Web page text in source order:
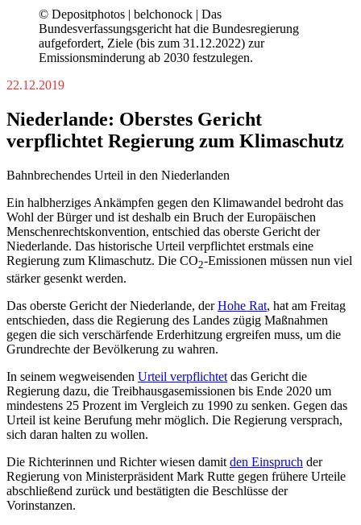
© Depositphotos | belchonock | Das
Bundesverfassungsgericht hat die Bundesregierung
aufgefordert, Ziele (bis zum 31.12.2022) zur
Emissionsminderung ab 2030 festzulegen.
22.12.2019
Niederlande: Oberstes Gericht
verpflichtet Regierung zum Klimaschutz
Bahnbrechendes Urteil in den Niederlanden
Ein halbherziges Ankämpfen gegen den Klimawandel bedroht das
Wohl der Bürger und ist deshalb ein Bruch der Europäischen
Menschenrechtskonvention, entschied das oberste Gericht der
Niederlande. Das historische Urteil verpflichtet erstmals eine
Regierung zum Klimaschutz. Die CO2-Emissionen müssen nun viel
stärker gesenkt werden.
Das oberste Gericht der Niederlande, derHohe Rat, hat am Freitag
entschieden, dass die Regierung des Landes zügig Maßnahmen
gegen die sich verschärfende Erderhitzung ergreifen muss, um die
Grundrechte der Bevölkerung zu wahren.
In seinem wegweisenden Urteil verpflichtet das Gericht die
Regierung dazu, die Treibhausgasemissionen bis Ende 2020 um
mindestens 25 Prozent im Vergleich zu 1990 zu senken. Gegen das
Urteil ist keine Berufung mehr möglich. Die Regierung versprach,
sich daran halten zu wollen.
Die Richterinnen und Richter wiesen damit den Einspruch der
Regierung von Ministerpräsident Mark Rutte gegen frühere Urteile
abschließend zurück und bestätigten die Beschlüsse der
Vorinstanzen.